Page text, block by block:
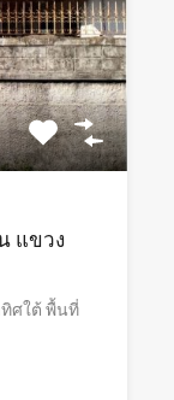
แขวง
ศใต้ พื้นที่